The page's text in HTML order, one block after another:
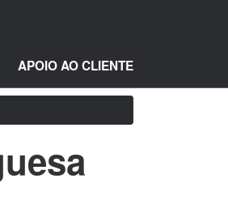
APOIO AO CLIENTE